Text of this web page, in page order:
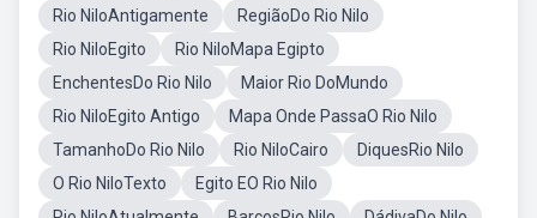
Rio NiloAntigamente
RegiãoDo Rio Nilo
Rio NiloEgito
Rio NiloMapa Egipto
EnchentesDo Rio Nilo
Maior Rio DoMundo
Rio NiloEgito Antigo
Mapa Onde PassaO Rio Nilo
TamanhoDo Rio Nilo
Rio NiloCairo
DiquesRio Nilo
O Rio NiloTexto
Egito EO Rio Nilo